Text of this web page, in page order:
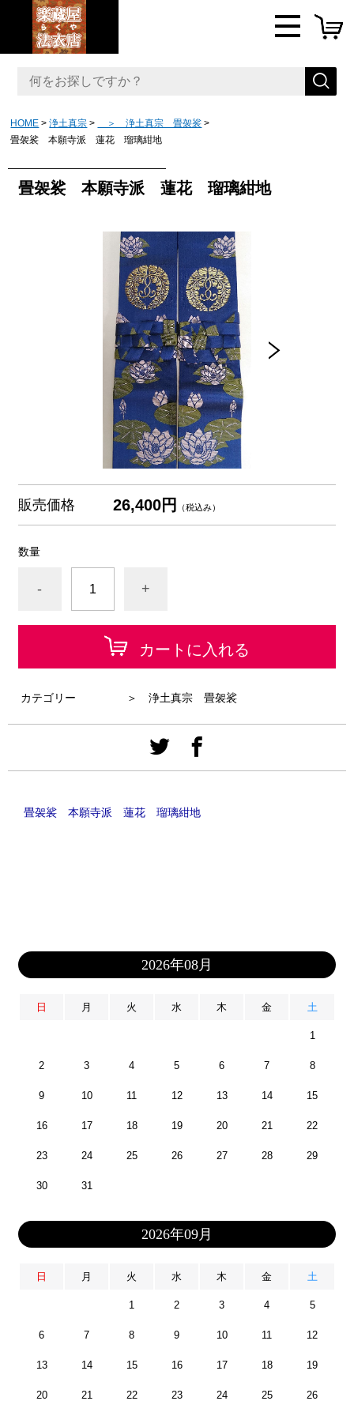
HOME 浄土真宗
＞ 浄土真宗 畳袈裟
畳袈裟 本願寺派 蓮花 瑠璃紺地
畳袈裟 本願寺派 蓮花 瑠璃紺地
販売価格 26,400円 （税込み）
数量
- +
カートに入れる
カテゴリー ＞ 浄土真宗 畳袈裟
畳袈裟 本願寺派 蓮花 瑠璃紺地
2026年08月
日 月 火 水 木 金 土
1
2 3 4 5 6 7 8
9 10 11 12 13 14 15
16 17 18 19 20 21 22
23 24 25 26 27 28 29
30 31
2026年09月
日 月 火 水 木 金 土
1 2 3 4 5
6 7 8 9 10 11 12
13 14 15 16 17 18 19
20 21 22 23 24 25 26